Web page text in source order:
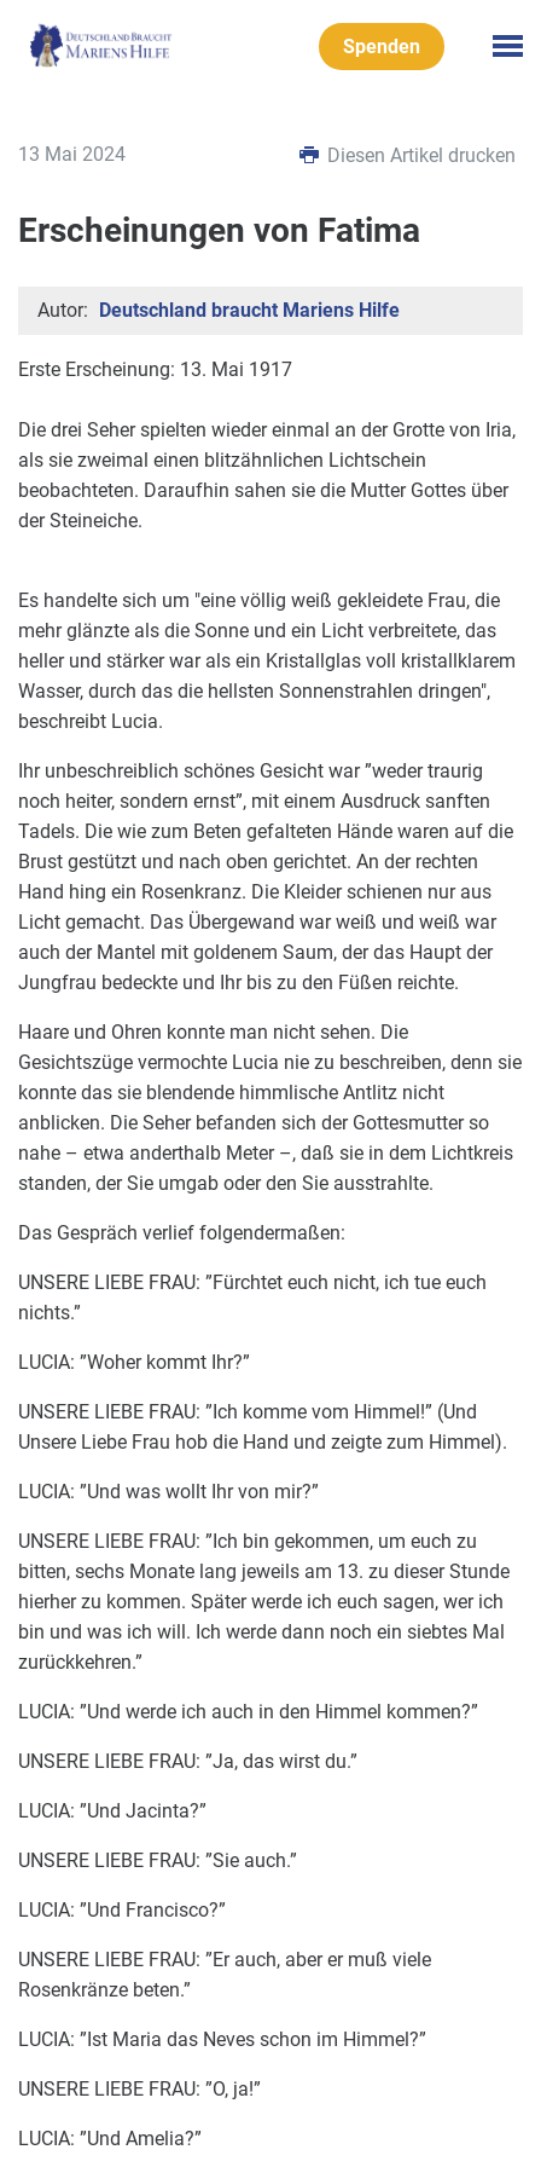
Spenden
13 Mai 2024 Diesen Artikel drucken
Erscheinungen von Fatima
Autor: Deutschland braucht Mariens Hilfe
Erste Erscheinung: 13. Mai 1917
Die drei Seher spielten wieder einmal an der Grotte von Iria,
als sie zweimal einen blitzähnlichen Lichtschein
beobachteten. Daraufhin sahen sie die Mutter Gottes über
der Steineiche.
Es handelte sich um "eine völlig weiß gekleidete Frau, die
mehr glänzte als die Sonne und ein Licht verbreitete, das
heller und stärker war als ein Kristallglas voll kristallklarem
Wasser, durch das die hellsten Sonnenstrahlen dringen",
beschreibt Lucia.
Ihr unbeschreiblich schönes Gesicht war ”weder traurig
noch heiter, sondern ernst”, mit einem Ausdruck sanften
Tadels. Die wie zum Beten gefalteten Hände waren auf die
Brust gestützt und nach oben gerichtet. An der rechten
Hand hing ein Rosenkranz. Die Kleider schienen nur aus
Licht gemacht. Das Übergewand war weiß und weiß war
auch der Mantel mit goldenem Saum, der das Haupt der
Jungfrau bedeckte und Ihr bis zu den Füßen reichte.
Haare und Ohren konnte man nicht sehen. Die
Gesichtszüge vermochte Lucia nie zu beschreiben, denn sie
konnte das sie blendende himmlische Antlitz nicht
anblicken. Die Seher befanden sich der Gottesmutter so
nahe – etwa anderthalb Meter –, daß sie in dem Lichtkreis
standen, der Sie umgab oder den Sie ausstrahlte.
Das Gespräch verlief folgendermaßen:
UNSERE LIEBE FRAU: ”Fürchtet euch nicht, ich tue euch
nichts.”
LUCIA: ”Woher kommt Ihr?”
UNSERE LIEBE FRAU: ”Ich komme vom Himmel!” (Und
Unsere Liebe Frau hob die Hand und zeigte zum Himmel).
LUCIA: ”Und was wollt Ihr von mir?”
UNSERE LIEBE FRAU: ”Ich bin gekommen, um euch zu
bitten, sechs Monate lang jeweils am 13. zu dieser Stunde
hierher zu kommen. Später werde ich euch sagen, wer ich
bin und was ich will. Ich werde dann noch ein siebtes Mal
zurückkehren.”
LUCIA: ”Und werde ich auch in den Himmel kommen?”
UNSERE LIEBE FRAU: ”Ja, das wirst du.”
LUCIA: ”Und Jacinta?”
UNSERE LIEBE FRAU: ”Sie auch.”
LUCIA: ”Und Francisco?”
UNSERE LIEBE FRAU: ”Er auch, aber er muß viele
Rosenkränze beten.”
LUCIA: ”Ist Maria das Neves schon im Himmel?”
UNSERE LIEBE FRAU: ”O, ja!”
LUCIA: ”Und Amelia?”